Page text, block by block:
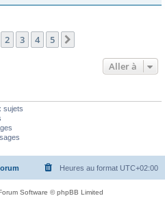
2 3 4 5
Aller à
sujets
Heures au format UTC+02:00
Software © phpBB Limited